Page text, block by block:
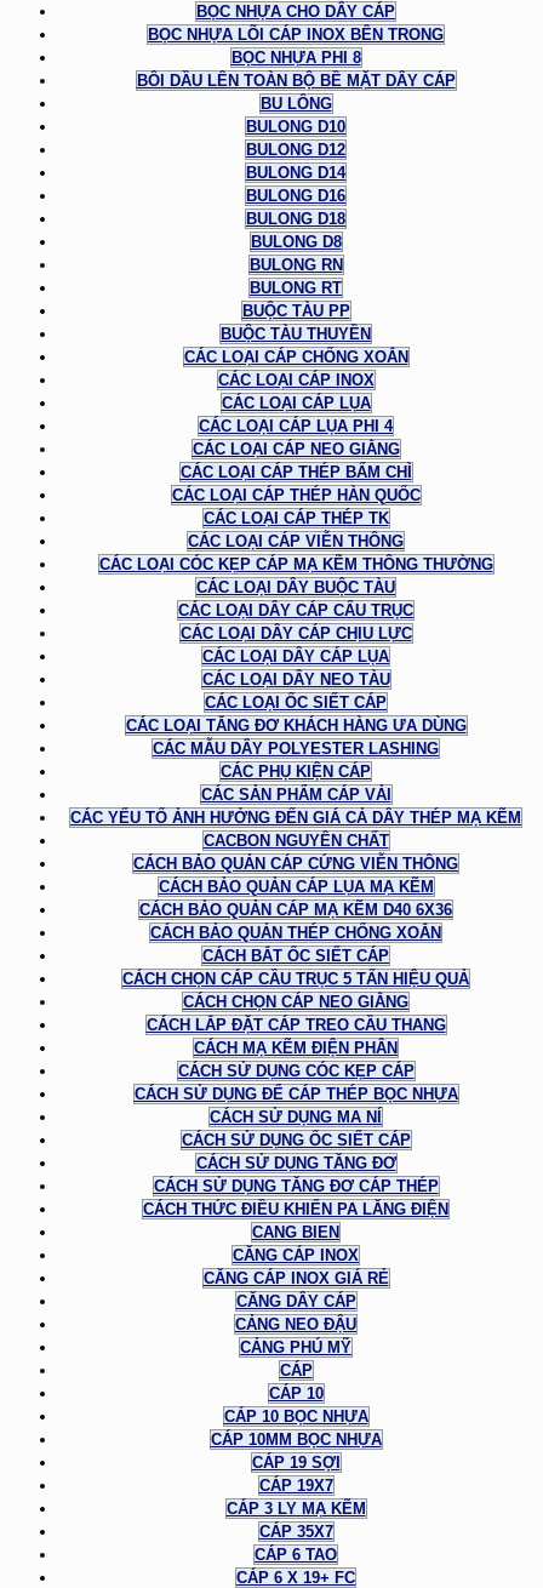
BỌC NHỰA CHO DÂY CÁP
BỌC NHỰA LÕI CÁP INOX BÊN TRONG
BỌC NHỰA PHI 8
BÔI DẦU LÊN TOÀN BỘ BỀ MẶT DÂY CÁP
BU LÔNG
BULONG D10
BULONG D12
BULONG D14
BULONG D16
BULONG D18
BULONG D8
BULONG RN
BULONG RT
BUỘC TÀU PP
BUỘC TÀU THUYỀN
CÁC LOẠI CÁP CHỐNG XOẮN
CÁC LOẠI CÁP INOX
CÁC LOẠI CÁP LỤA
CÁC LOẠI CÁP LỤA PHI 4
CÁC LOẠI CÁP NEO GIẰNG
CÁC LOẠI CÁP THÉP BẤM CHÌ
CÁC LOẠI CÁP THÉP HÀN QUỐC
CÁC LOẠI CÁP THÉP TK
CÁC LOẠI CÁP VIỄN THÔNG
CÁC LOẠI CÓC KẸP CÁP MẠ KẼM THÔNG THƯỜNG
CÁC LOẠI DÂY BUỘC TÀU
CÁC LOẠI DÂY CÁP CẨU TRỤC
CÁC LOẠI DÂY CÁP CHỊU LỰC
CÁC LOẠI DÂY CÁP LỤA
CÁC LOẠI DÂY NEO TÀU
CÁC LOẠI ỐC SIẾT CÁP
CÁC LOẠI TĂNG ĐƠ KHÁCH HÀNG ƯA DÙNG
CÁC MẪU DÂY POLYESTER LASHING
CÁC PHỤ KIỆN CÁP
CÁC SẢN PHẨM CÁP VẢI
CÁC YẾU TỐ ẢNH HƯỞNG ĐẾN GIÁ CẢ DÂY THÉP MẠ KẼM
CACBON NGUYÊN CHẤT
CÁCH BẢO QUẢN CÁP CỨNG VIỄN THÔNG
CÁCH BẢO QUẢN CÁP LỤA MẠ KẼM
CÁCH BẢO QUẢN CÁP MẠ KẼM D40 6X36
CÁCH BẢO QUẢN THÉP CHỐNG XOẮN
CÁCH BẮT ỐC SIẾT CÁP
CÁCH CHỌN CÁP CẦU TRỤC 5 TẤN HIỆU QUẢ
CÁCH CHỌN CÁP NEO GIẰNG
CÁCH LẮP ĐẶT CÁP TREO CẦU THANG
CÁCH MẠ KẼM ĐIỆN PHÂN
CÁCH SỬ DỤNG CÓC KẸP CÁP
CÁCH SỬ DỤNG ĐỂ CÁP THÉP BỌC NHỰA
CÁCH SỬ DỤNG MA NÍ
CÁCH SỬ DỤNG ỐC SIẾT CÁP
CÁCH SỬ DỤNG TĂNG ĐƠ
CÁCH SỬ DỤNG TĂNG ĐƠ CÁP THÉP
CÁCH THỨC ĐIỀU KHIỂN PA LĂNG ĐIỆN
CANG BIEN
CĂNG CÁP INOX
CĂNG CÁP INOX GIÁ RẺ
CĂNG DÂY CÁP
CẢNG NEO ĐẬU
CẢNG PHÚ MỸ
CÁP
CÁP 10
CÁP 10 BỌC NHỰA
CÁP 10MM BỌC NHỰA
CÁP 19 SỢI
CÁP 19X7
CÁP 3 LY MẠ KẼM
CÁP 35X7
CÁP 6 TAO
CÁP 6 X 19+ FC